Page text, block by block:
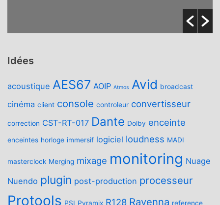
Idées
acoustique AES67 AOIP Atmos Avid broadcast
cinéma client console controleur convertisseur
correction CST-RT-017 Dante Dolby enceinte
enceintes horloge immersif logiciel loudness MADI
masterclock Merging mixage monitoring Nuage
Nuendo plugin post-production processeur
Protools PSI Pyramix R128 Ravenna reference